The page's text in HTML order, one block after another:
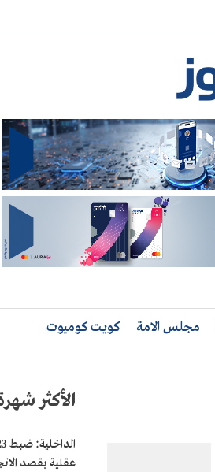
مجلس الامة كويت كوميوت
الأكثر
عقلية بقصد